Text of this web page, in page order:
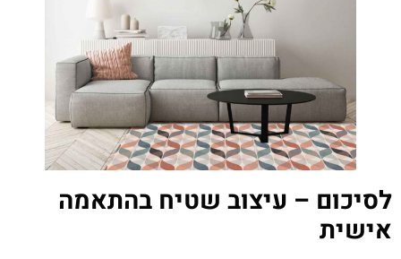
לסיכום – עיצוב שטיח בהתאמה
אישית